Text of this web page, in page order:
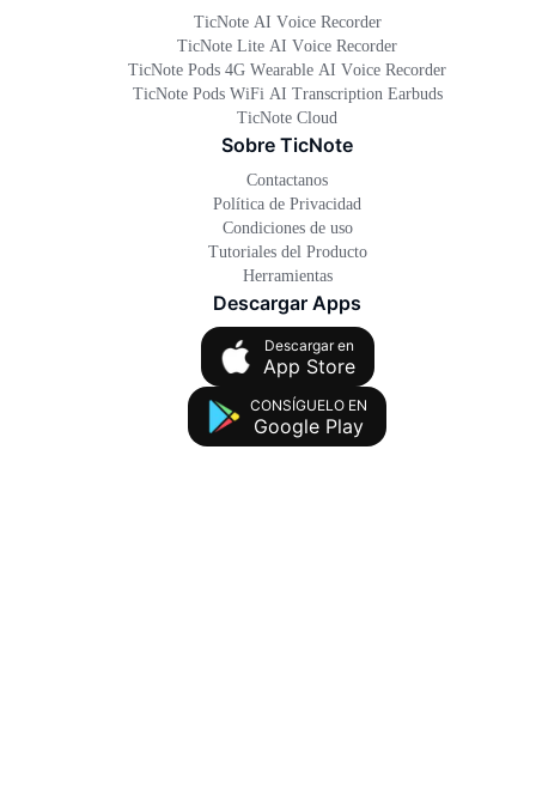
TicNote AI Voice Recorder
TicNote Lite AI Voice Recorder
TicNote Pods 4G Wearable AI Voice Recorder
TicNote Pods WiFi AI Transcription Earbuds
TicNote Cloud
Sobre TicNote
Contactanos
Política de Privacidad
Condiciones de uso
Tutoriales del Producto
Herramientas
Descargar Apps
Descargar en
App Store
CONSÍGUELO EN
Google Play